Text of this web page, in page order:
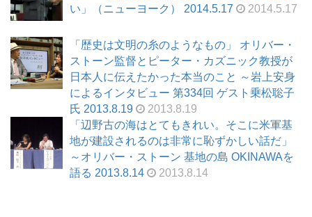
い」（ニューヨーク） 2014.5.17
2014.5.17
「歴史は文明の糸のようなもの」 オリバー・
ストーン監督とピーター・カズニック教授が
日本人に伝えたかった本当のこと ～岩上安身
によるインタビュー 第334回 ゲスト乗松聡子
氏 2013.8.19
2013.8.19
「辺野古の海はとてもきれい。そこに米軍基
地が建設されるのは非常に恥ずかしい話だ」
～オリバー・ストーン 基地の島 OKINAWAを
語る 2013.8.14
2013.8.14